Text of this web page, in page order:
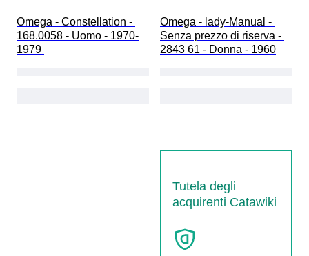
Omega - Constellation -
168.0058 - Uomo - 1970-
1979
Omega - lady-Manual -
Senza prezzo di riserva -
2843 61 - Donna - 1960
Tutela degli
acquirenti Catawiki